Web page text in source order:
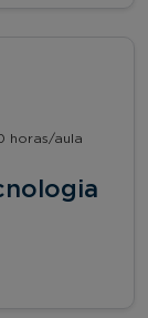
horas/aula